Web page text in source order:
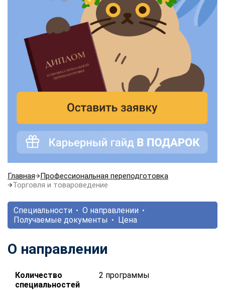
Главная
Профессиональная переподготовка
Торговля и товароведение
Специальности
О направлении
Получаемые документы
Цена
О направлении
Количество
специальностей
2 программы